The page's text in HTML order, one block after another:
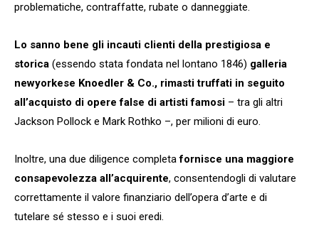
problematiche, contraffatte, rubate o danneggiate.
Lo sanno bene gli incauti clienti della prestigiosa e
storica (essendo stata fondata nel lontano 1846) galleria
newyorkese Knoedler & Co., rimasti truffati in seguito
all’acquisto di opere false di artisti famosi – tra gli altri
Jackson Pollock e Mark Rothko –, per milioni di euro.
Inoltre, una due diligence completafornisce una maggiore
consapevolezza all’acquirente, consentendogli di valutare
correttamente il valore finanziario dell’opera d’arte e di
tutelare sé stesso e i suoi eredi.